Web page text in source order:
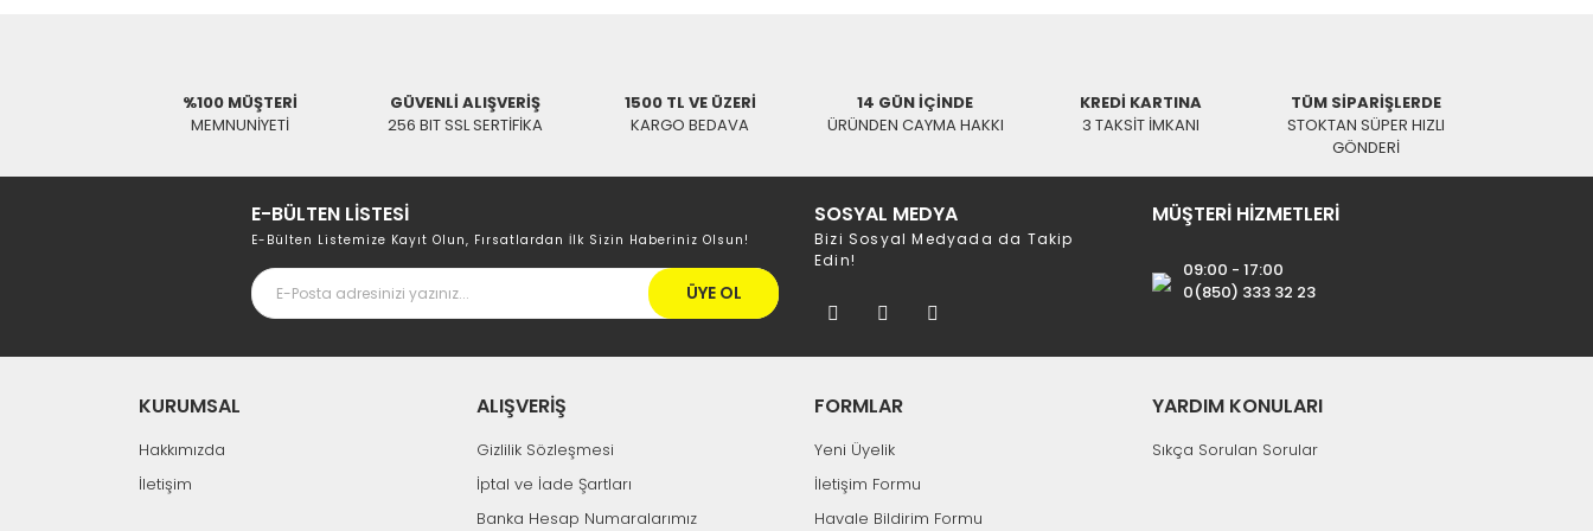
%100 MÜŞTERİ
MEMNUNİYETİ
GÜVENLİ ALIŞVERİŞ
256 BIT SSL SERTİFİKA
1500 TL VE ÜZERİ
KARGO BEDAVA
14 GÜN İÇİNDE
ÜRÜNDEN CAYMA HAKKI
KREDİ KARTINA
3 TAKSİT İMKANI
TÜM SİPARİŞLERDE
STOKTAN SÜPER HIZLI
GÖNDERİ
E-BÜLTEN LİSTESİ
E-Bülten Listemize Kayıt Olun, Fırsatlardan İlk Sizin Haberiniz Olsun!
ÜYE OL
SOSYAL MEDYA
Bizi Sosyal Medyada da Takip
Edin!
MÜŞTERİ HİZMETLERİ
09:00 - 17:00
0(850) 333 32 23
KURUMSAL
Hakkımızda
İletişim
ALIŞVERİŞ
Gizlilik Sözleşmesi
İptal ve İade Şartları
Banka Hesap Numaralarımız
FORMLAR
Yeni Üyelik
İletişim Formu
Havale Bildirim Formu
YARDIM KONULARI
Sıkça Sorulan Sorular